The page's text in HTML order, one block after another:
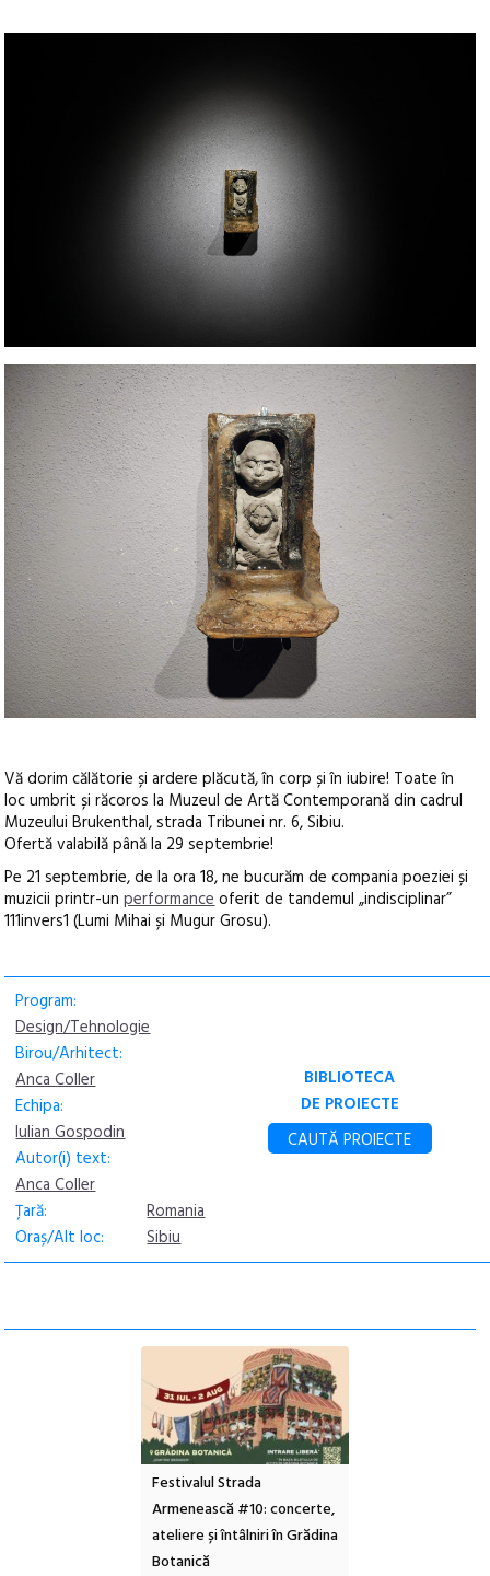
Vă dorim călătorie și ardere plăcută, în corp și în iubire! Toate în
loc umbrit și răcoros la Muzeul de Artă Contemporană din cadrul
Muzeului Brukenthal, strada Tribunei nr. 6, Sibiu.
Ofertă valabilă până la 29 septembrie!
Pe 21 septembrie, de la ora 18, ne bucurăm de compania poeziei și
muzicii printr-unperformanceoferit de tandemul „indisciplinar”
111invers1 (Lumi Mihai și Mugur Grosu).
Program:
Design/Tehnologie
Birou/Arhitect:
Anca Coller
Echipa:
Iulian Gospodin
Autor(i) text:
Anca Coller
Țară:
Romania
Oraș/Alt loc:
Sibiu
BIBLIOTECA
DE PROIECTE
CAUTĂ PROIECTE
Festivalul Strada
Armenească #10: concerte,
ateliere și întâlniri în Grădina
Botanică